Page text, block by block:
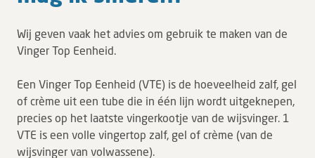
Wij geven vaak het advies om gebruik te maken van de
Vinger Top Eenheid.
Een Vinger Top Eenheid (VTE) is de hoeveelheid zalf, gel
of crème uit een tube die in één lijn wordt uitgeknepen,
precies op het laatste vingerkootje van de wijsvinger. 1
VTE is een volle vingertop zalf, gel of crème (van de
wijsvinger van volwassene).